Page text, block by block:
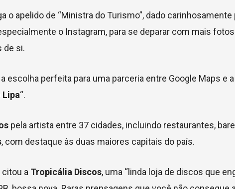
o apelido de “Ministra do Turismo”, dado
o Instagram, para se deparar com mais
de si.
escolha perfeita para uma parceria entre Google Maps e
Lipa“.
pela artista entre 37 cidades, incluindo restaurantes,
, com destaque às duas maiores capitais do país.
citou a Tropicália Discos, uma “linda loja de discos que